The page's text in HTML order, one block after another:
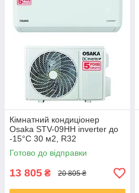
Кімнатний кондиціонер
Osaka STV-09HH inverter до
-15°C 30 м2, R32
Готово до відправки
13 805 ₴ 20 805 ₴